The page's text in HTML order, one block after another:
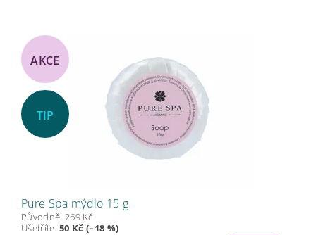
AKCE
TIP
Pure Spa mýdlo 15 g
Původně: 269 Kč
Ušetříte:50 Kč (–18 %)